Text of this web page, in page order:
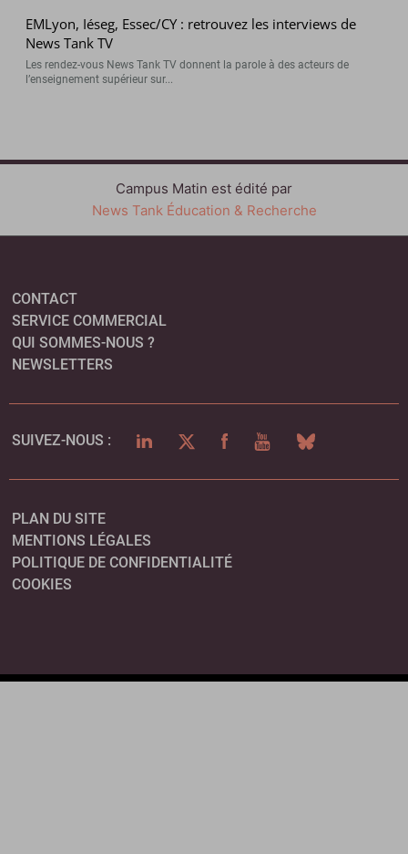
EMLyon, Iéseg, Essec/CY : retrouvez les interviews de
News Tank TV
Les rendez-vous News Tank TV donnent la parole à des acteurs de
l’enseignement supérieur sur...
Campus Matin est édité par
News Tank Éducation & Recherche
CONTACT
SERVICE COMMERCIAL
QUI SOMMES-NOUS ?
NEWSLETTERS
SUIVEZ-NOUS : LINKEDINTWITTERFACEBOOKYOUTUBEBLUESKY
PLAN DU SITE
MENTIONS LÉGALES
POLITIQUE DE CONFIDENTIALITÉ
COOKIES